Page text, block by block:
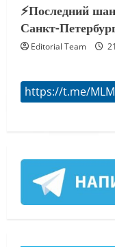
⚡️Последний
Санкт-
Editorial Team
https://t.me/